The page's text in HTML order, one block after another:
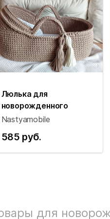
Люлька для
новорожденного
Nastyamobile
585 руб.
для